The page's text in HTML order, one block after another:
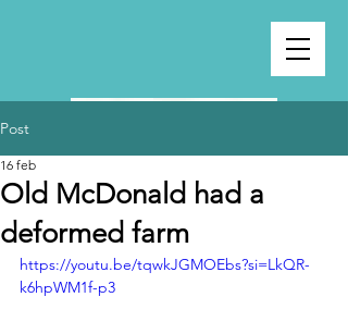
Post
Old McDonald had a
deformed farm
16 feb
https://youtu.be/tqwkJGMOEbs?si=LkQR-
k6hpWM1f-p3